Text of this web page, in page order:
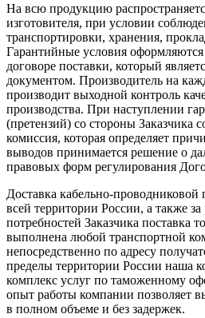
На всю продукцию
изготовителя, при условии
транспортировки, хранения,
Гарантийные условия
договоре поставки, который
документом. Производитель на
производит выходной контроль
производства. При наступлении
(претензий) со стороны Заказчика
комиссия, которая определяет
выводов принимается решение о
правовых форм регулирования
Доставка кабельно-
всей территории России, а также
потребностей Заказчика поставка
выполнена любой транспортной
непосредственно по адресу
пределы территории России наша
комплекс услуг по таможенному
опыт работы компании позволяет
в полном объеме и без задержек.